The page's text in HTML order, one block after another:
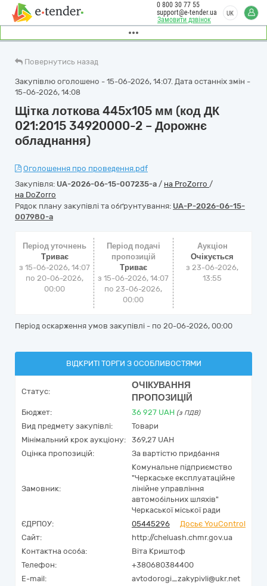
Замовити дзвінок
0 800 30 77 55
support@e-tender.ua
UK
Повернутись назад
Закупівлю оголошено - 15-06-2026, 14:07. Дата останніх змін -
15-06-2026, 14:08
Щітка лоткова 445х105 мм (код ДК
021:2015 34920000-2 – Дорожнє
обладнання)
Оголошення про проведення.pdf
Закупівля: UA-2026-06-15-007235-a / на ProZorro /
на DoZorro
Рядок плану закупівлі та обґрунтування: UA-P-2026-06-15-
007980-a
Період уточнень
Триває
з 15-06-2026, 14:07
по 20-06-2026,
00:00
Період подачі
пропозицій
Триває
з 15-06-2026, 14:07
по 23-06-2026,
00:00
Аукціон
Очікується
з23-06-2026,
13:55
Період оскарження умов закупівлі - по 20-06-2026, 00:00
ВІДКРИТІ ТОРГИ З ОСОБЛИВОСТЯМИ
Статус:
ОЧІКУВАННЯ
ПРОПОЗИЦІЙ
Бюджет: 36 927 UAH (з ПДВ)
Вид предмету закупівлі:
Товари
Мінімальний крок аукціону:
369,27 UAH
Оцінка пропозицій:
За вартістю придбання
Замовник:
Комунальне підприємство
"Черкаське експлуатаційне
лінійне управління
автомобільних шляхів"
Черкаської міської ради
ЄДРПОУ:
05445296
Досьє YouControl
Сайт:
http://cheluash.chmr.gov.ua
Контактна особа:
Віта Криштоф
Телефон:
+380680384400
E-mail:
avtodorogi_zakypivli@ukr.net